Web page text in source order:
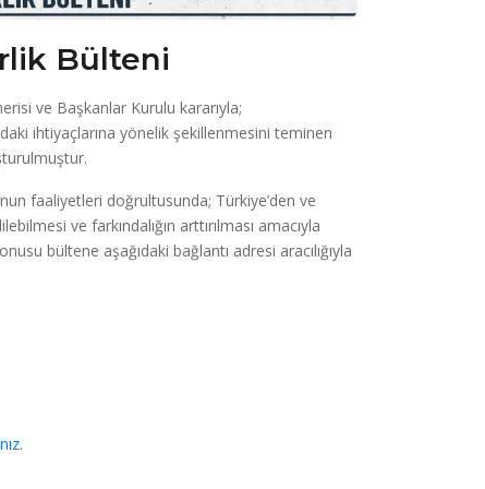
Bülteni
ve Başkanlar Kurulu kararıyla;
ihtiyaçlarına yönelik şekillenmesini teminen
faaliyetleri doğrultusunda; Türkiye’den ve
ve farkındalığın arttırılması amacıyla
bültene aşağıdaki bağlantı adresi aracılığıyla